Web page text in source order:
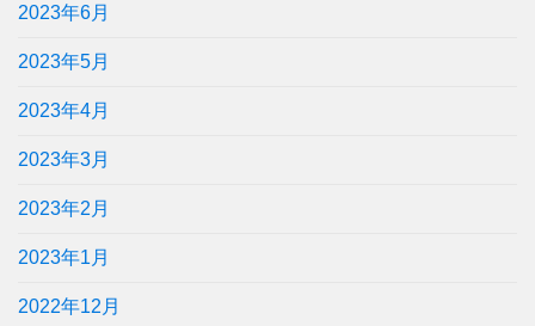
2023年6月
2023年5月
2023年4月
2023年3月
2023年2月
2023年1月
2022年12月